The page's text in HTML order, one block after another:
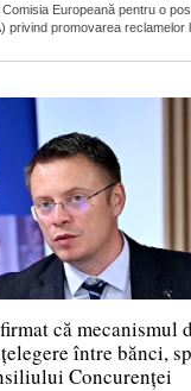
Europeană pentru o
privind promovarea reclamelor
că mecanismul
între bănci,
Concurenței